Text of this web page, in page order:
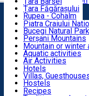
NATURE
ACTIVE TOURISM
ACCOMMODATION
CULTURAL HERITAGE
Țara Făgărașului
Rupea - Cohalm
ECO Destinations
Piatra Craiului
Bucegi Natural Park
Perșani Mountains
Făgăraș Mountains
Postăvarul Peak
Măgura Codlei
Ciucaș Mountains
Protected areas
Other natural
Speoturism
Mountain or winter
Aquatic activities
Air Activities
Adventure,
Cycling, Running
Other activities
Hotels
Villas,
Hostels
Cottages
Recipes